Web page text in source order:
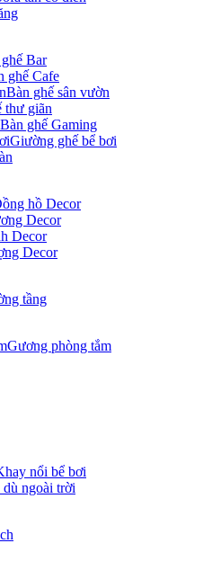
Bar
ghế Cafe
Bàn ghế sân vườn
thư giãn
Bàn ghế Gaming
Giường ghế bể bơi
hồ Decor
Decor
Decor
Decor
tầng
Gương phòng tắm
nổi bể bơi
dù ngoài trời